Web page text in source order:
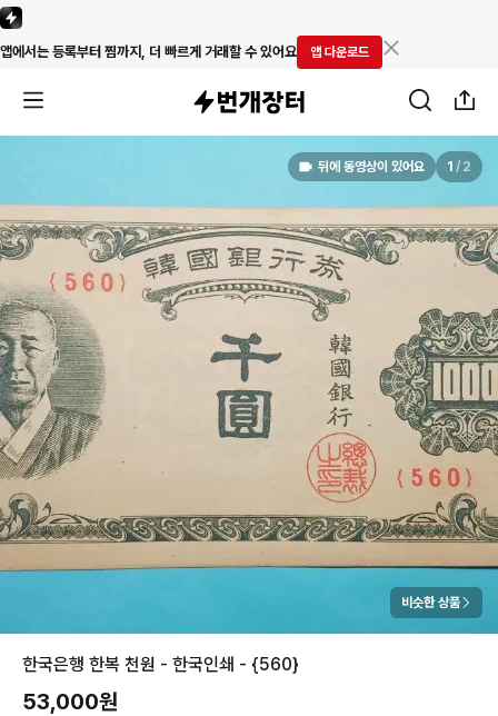
앱에서는 등록부터 찜까지, 더 빠르게 거래할 수 있어요 앱 다운로드
뒤에 동영상이 있어요 1 / 2
비슷한 상품
한국은행 한복 천원 - 한국인쇄 - {560}
53,000원